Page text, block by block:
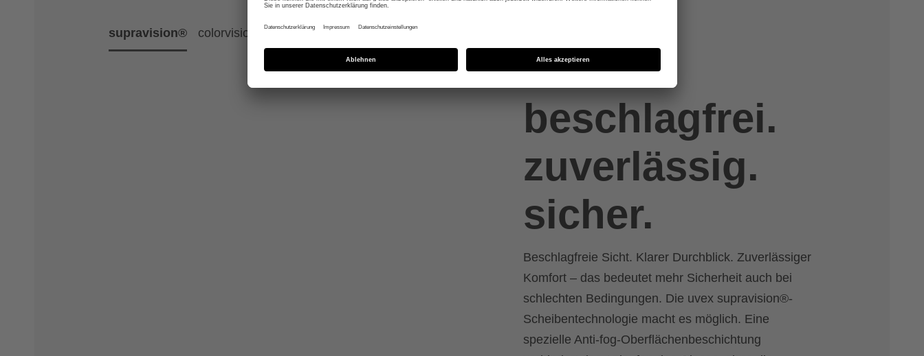
supravision® colorvision®
beschlagfrei.
zuverlässig.
sicher.
Beschlagfreie Sicht. Klarer Durchblick. Zuverlässiger
Komfort – das bedeutet mehr Sicherheit auch bei
schlechten Bedingungen. Die uvex supravision®-
Scheibentechnologie macht es möglich. Eine
spezielle Anti-fog-Oberflächenbeschichtung